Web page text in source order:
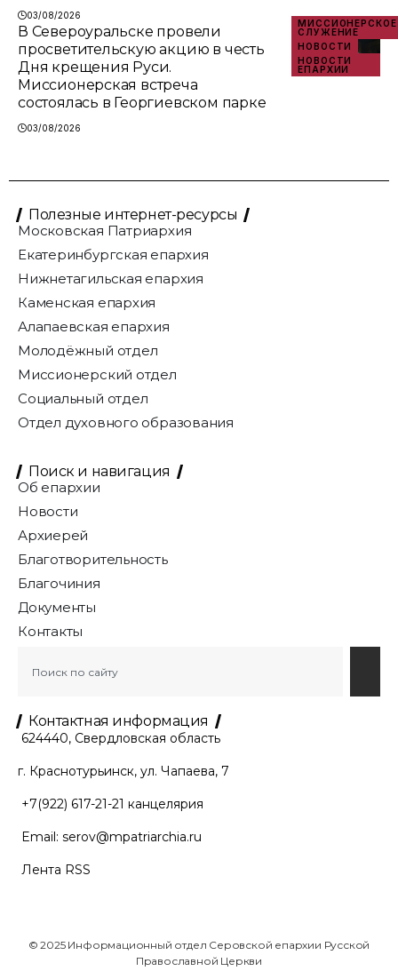
03/08/2026
МИССИОНЕРСКОЕ
СЛУЖЕНИЕ
НОВОСТИ
НОВОСТИ
ЕПАРХИИ
В Североуральске провели
просветительскую акцию в честь
Дня крещения Руси.
Миссионерская встреча
состоялась в Георгиевском парке
03/08/2026
Полезные интернет-ресурсы
Московская Патриархия
Екатеринбургская епархия
Нижнетагильская епархия
Каменская епархия
Алапаевская епархия
Молодёжный отдел
Миссионерский отдел
Социальный отдел
Отдел духовного образования
Поиск и навигация
Об епархии
Новости
Архиерей
Благотворительность
Благочиния
Документы
Контакты
Контактная информация
624440, Свердловская область
г. Краснотурьинск, ул. Чапаева, 7
+7(922) 617-21-21 канцелярия
Email: serov@mpatriarchia.ru
Лента RSS
© 2025 Информационный отдел Серовской епархии Русской
Православной Церкви